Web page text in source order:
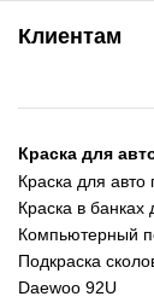
ул. Рабочая, 2-а
093 611-39-23
(ориентир:
Одесса
пр-т Акад.
066 554-97-70
Клиентам
Доставка и
Сотрудничество
Наши
Публичная
Политика
Краска для
Краска для авто
Краска в банках
Компьютерный
Подкраска
Daewoo 92U